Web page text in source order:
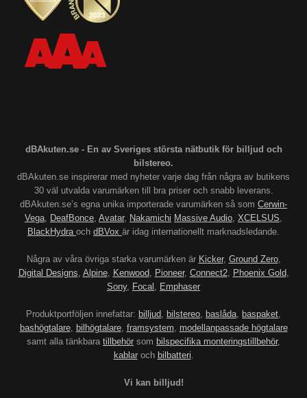
dBAkuten.se - En av Sveriges största nätbutik för billjud och
bilstereo.
dBAkuten.se inspirerar med nyheter varje dag från några av butikens
30 väl utvalda varumärken till bra priser och snabb leverans.
dBAkuten.se’s egna unika importerade varumärken så som Cerwin-
Vega, DeafBonce, Avatar, Nakamichi Massive Audio, XCELSUS,
BlackHydra och dBVox är idag internationellt marknadsledande.
Några av våra övriga starka varumärken är Kicker, Ground Zero,
Digital Designs, Alpine, Kenwood, Pioneer, Connect2, Phoenix Gold,
Sony, Focal , Emphaser
Produktportföljen innefattar: billjud, bilstereo, baslåda, baspaket,
bashögtalare, bilhögtalare, framsystem, modellanpassade högtalare
samt alla tänkbara tillbehör som bilspecifika monteringstillbehör,
kablaroch bilbatteri.
Vi kan billjud!